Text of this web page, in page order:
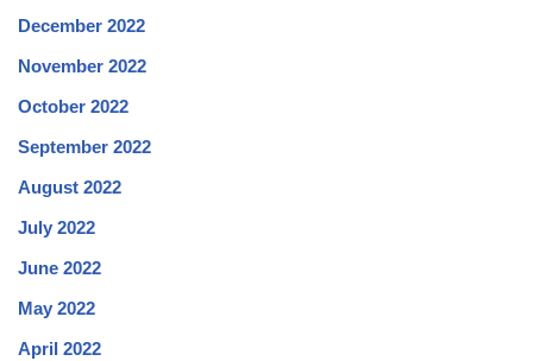
December 2022
November 2022
October 2022
September 2022
August 2022
July 2022
June 2022
May 2022
April 2022